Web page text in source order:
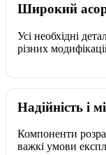
Широкий
Усі необхідні
різних
Надійність і
Компоненти
важкі умови